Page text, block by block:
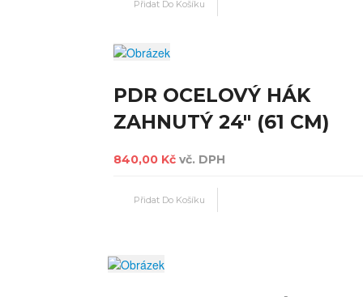
PDR OCELOVÝ HÁK
ZAHNUTÝ 24" (61 CM)
840,00 Kč vč. DPH